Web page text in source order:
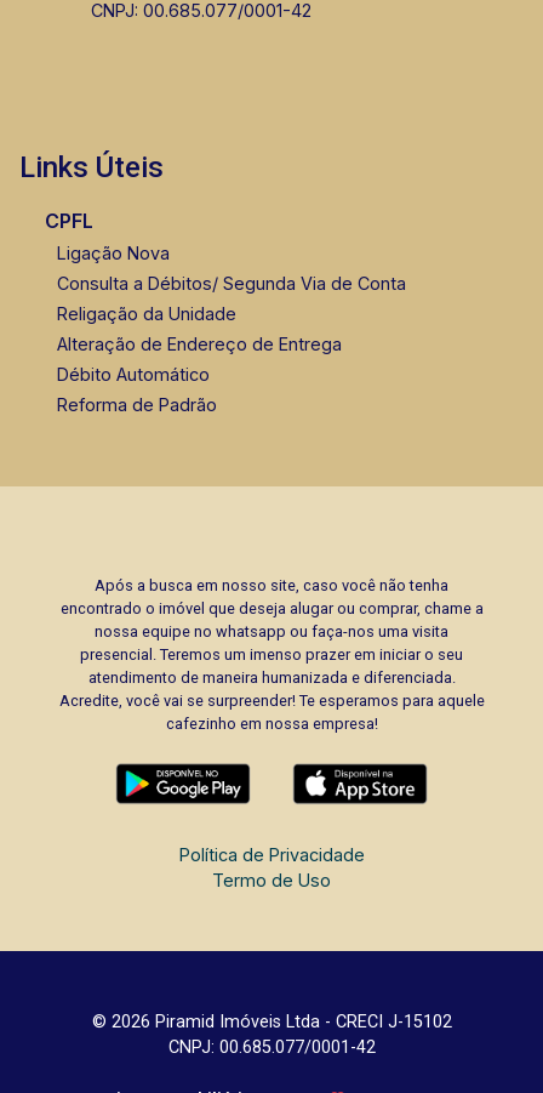
CNPJ: 00.685.077/0001-42
Links Úteis
CPFL
Ligação Nova
Consulta a Débitos/ Segunda Via de Conta
Religação da Unidade
Alteração de Endereço de Entrega
Débito Automático
Reforma de Padrão
Após a busca em nosso site, caso você não tenha
encontrado o imóvel que deseja alugar ou comprar, chame a
nossa equipe no whatsapp ou faça-nos uma visita
presencial. Teremos um imenso prazer em iniciar o seu
atendimento de maneira humanizada e diferenciada.
Acredite, você vai se surpreender! Te esperamos para aquele
cafezinho em nossa empresa!
Política de Privacidade
Termo de Uso
© 2026 Piramid Imóveis Ltda - CRECI J-15102
CNPJ: 00.685.077/0001-42